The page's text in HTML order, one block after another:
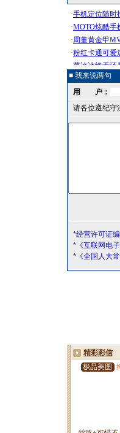
■ 我来说两句
用 户：
请各位遵纪守
*经营许可证
*《互联网电
*《全国人大